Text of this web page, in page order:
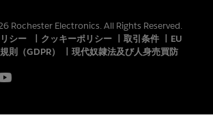
Rochester Electronics. All Rights Reserved.
シー
クッキーポリシー 取引条件
EU
則（GDPR）
現代奴隷法及び人身売買防